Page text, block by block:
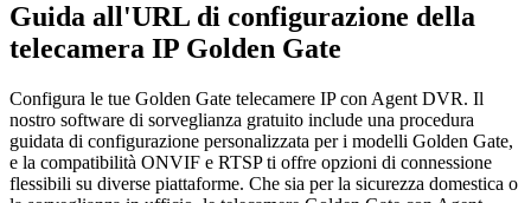
Guida all'URL di configurazione della
telecamera IP Golden Gate
Configura le tue Golden Gate telecamere IP con Agent DVR. Il
nostro software di sorveglianza gratuito include una procedura
guidata di configurazione personalizzata per i modelli Golden Gate,
e la compatibilità ONVIF e RTSP ti offre opzioni di connessione
flessibili su diverse piattaforme. Che sia per la sicurezza domestica o